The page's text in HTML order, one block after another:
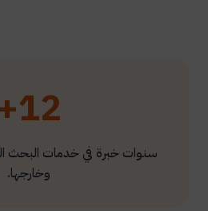
12+
سنوات خبرة في خدمات البحث
وخارجها.